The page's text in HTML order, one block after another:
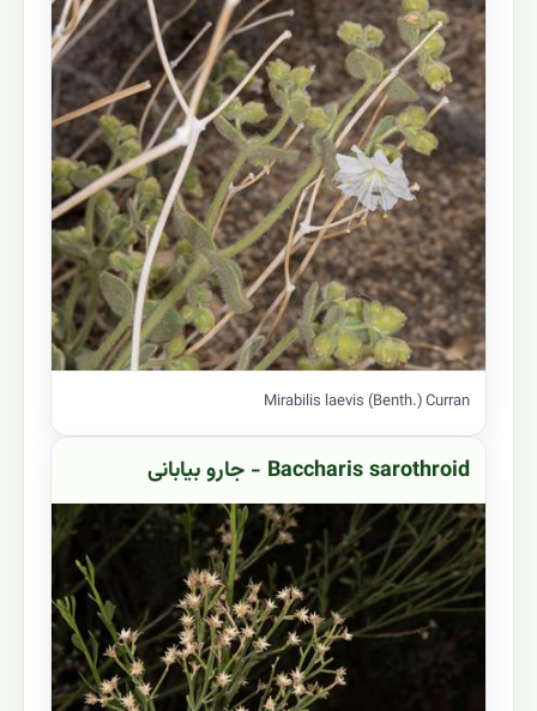
Mirabilis laevis (Benth.) Curran
Baccharis sarothroid - جارو بیابانی